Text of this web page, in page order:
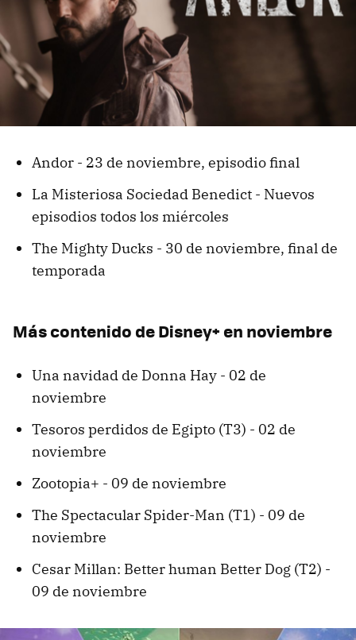
Andor - 23 de noviembre, episodio final
La Misteriosa Sociedad Benedict - Nuevos
episodios todos los miércoles
The Mighty Ducks - 30 de noviembre, final de
temporada
Más contenido de Disney+ en noviembre
Una navidad de Donna Hay - 02 de
noviembre
Tesoros perdidos de Egipto (T3) - 02 de
noviembre
Zootopia+ - 09 de noviembre
The Spectacular Spider-Man (T1) - 09 de
noviembre
Cesar Millan: Better human Better Dog (T2) -
09 de noviembre